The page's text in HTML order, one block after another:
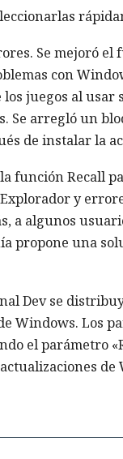
Se mejoró el
con
juegos al usar
Se arregló un
de instalar la
función Recall
y
a algunos
propone una
Dev se
Windows. Los
el parámetro
de